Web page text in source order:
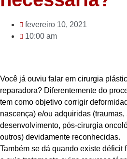
fevereiro 10, 2021
10:00 am
Você já ouviu falar em cirurgia
reparadora? Diferentemente do
tem como objetivo corrigir
nascença) e/ou adquiridas
desenvolvimento, pós-cirurgia
outros) devidamente reconhecidas.
Também se dá quando existe déficit